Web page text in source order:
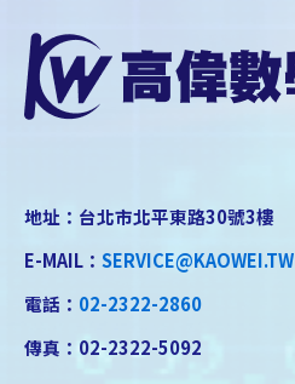
地址：台北市北平東路30號3樓
E-MAIL： SERVICE@KAOWEI.TW
電話： 02-2322-2860
傳真：02-2322-5092